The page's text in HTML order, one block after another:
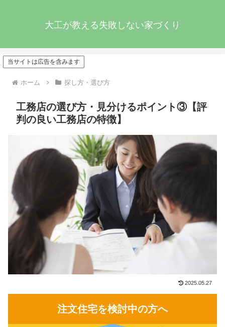
大工が教える失敗しない家づくり
当サイトは広告を含みます
ホーム 探し方・選び方
工務店の選び方・見分けるポイント③【評
判の良い工務店の特徴】
2025.05.27
注文住宅を検討中の方へ